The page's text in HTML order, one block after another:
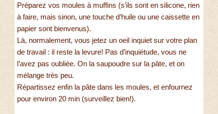
Préparez vos moules à muffins (s’ils sont en silicone, rien
à faire, mais sinon, une touche d’huile ou une caissette en
papier sont bienvenus).
Là, normalement, vous jetez un oeil inquiet sur votre plan
de travail : il reste la levure! Pas d’inquiétude, vous ne
l’avez pas oubliée. On la saupoudre sur la pâte, et on
mélange très peu.
Répartissez enfin la pâte dans les moules, et enfournez
pour environ 20 min (surveillez bien!).